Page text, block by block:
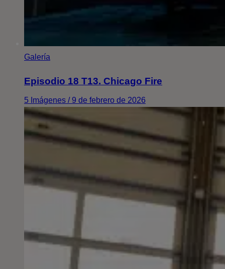
Galería
Episodio 18 T13. Chicago Fire
5 Imágenes / 9 de febrero de 2026